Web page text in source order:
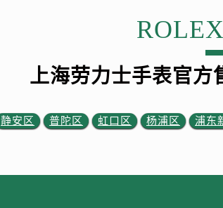
上海劳力士手表官方
静安区 普陀区 虹口区 杨浦区 浦东